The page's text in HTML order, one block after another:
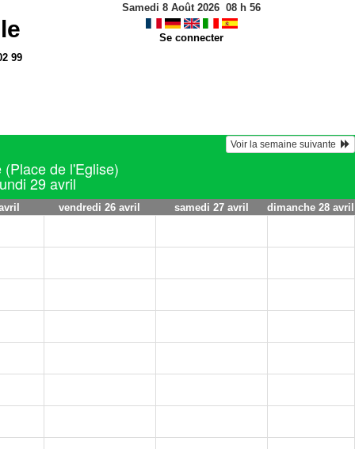
99
Samedi 8 Août 2026 08 h 57
Se connecter
Voir la semaine suivante
de l'Eglise)
29 avril
vendredi 26 avril samedi 27 avril
dimanche 28 avril